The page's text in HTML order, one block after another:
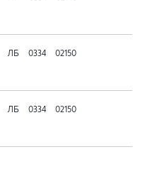
ЛБ 0334 02150
ЛБ 0334 02150